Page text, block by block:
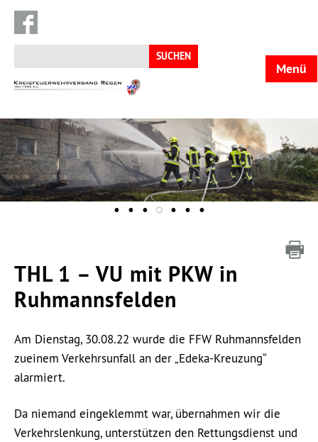
Suchen
nach:
KFV
Menü
THL 1 – VU mit PKW in
Ruhmannsfelden
Am Dienstag, 30.08.22 wurde die FFW Ruhmannsfelden
zueinem Verkehrsunfall an der „Edeka-Kreuzung“
alarmiert.
Da niemand eingeklemmt war, übernahmen wir die
Verkehrslenkung, unterstützen den Rettungsdienst und